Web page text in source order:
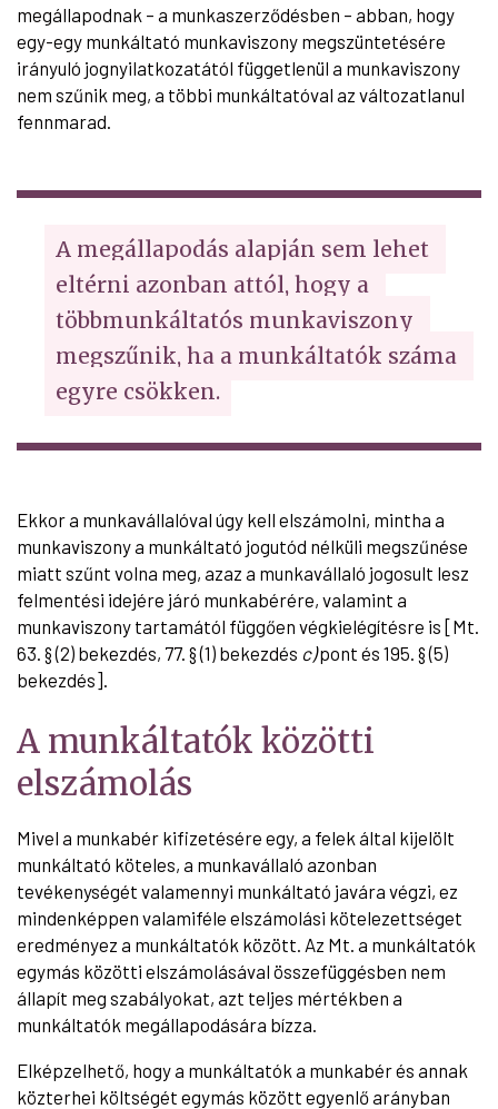
megállapodnak – a munkaszerződésben – abban, hogy
egy-egy munkáltató munkaviszony megszüntetésére
irányuló jognyilatkozatától függetlenül a munkaviszony
nem szűnik meg, a többi munkáltatóval az változatlanul
fennmarad.
A megállapodás alapján sem lehet
eltérni azonban attól, hogy a
többmunkáltatós munkaviszony
megszűnik, ha a munkáltatók száma
egyre csökken.
Ekkor a munkavállalóval úgy kell elszámolni, mintha a
munkaviszony a munkáltató jogutód nélküli megszűnése
miatt szűnt volna meg, azaz a munkavállaló jogosult lesz
felmentési idejére járó munkabérére, valamint a
munkaviszony tartamától függően végkielégítésre is [Mt.
63. § (2) bekezdés, 77. § (1) bekezdés c)pont és 195. § (5)
bekezdés].
A munkáltatók közötti
elszámolás
Mivel a munkabér kifizetésére egy, a felek által kijelölt
munkáltató köteles, a munkavállaló azonban
tevékenységét valamennyi munkáltató javára végzi, ez
mindenképpen valamiféle elszámolási kötelezettséget
eredményez a munkáltatók között. Az Mt. a munkáltatók
egymás közötti elszámolásával összefüggésben nem
állapít meg szabályokat, azt teljes mértékben a
munkáltatók megállapodására bízza.
Elképzelhető, hogy a munkáltatók a munkabér és annak
közterhei költségét egymás között egyenlő arányban